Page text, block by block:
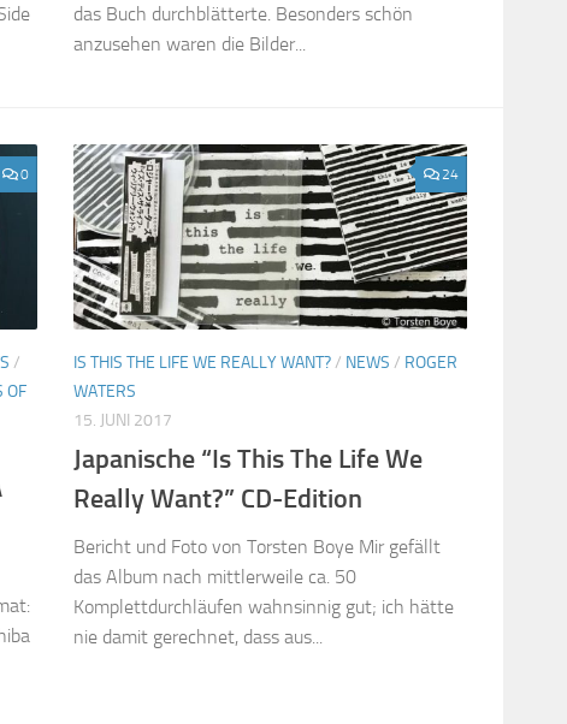
das Buch durchblätterte. Besonders schön
anzusehen waren die Bilder...
0
/
OF
24
IS THIS THE LIFE WE REALLY WANT?/ NEWS / ROGER
WATERS
15. JUNI 2017
Japanische “Is This The Life We
Really Want?” CD-Edition
Bericht und Foto von Torsten Boye Mir gefällt
das Album nach mittlerweile ca. 50
Komplettdurchläufen wahnsinnig gut; ich hätte
nie damit gerechnet, dass aus...